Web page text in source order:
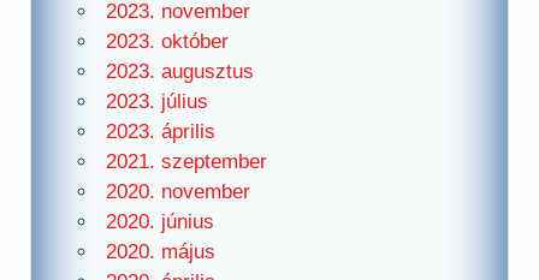
2023. november
2023. október
2023. augusztus
2023. július
2023. április
2021. szeptember
2020. november
2020. június
2020. május